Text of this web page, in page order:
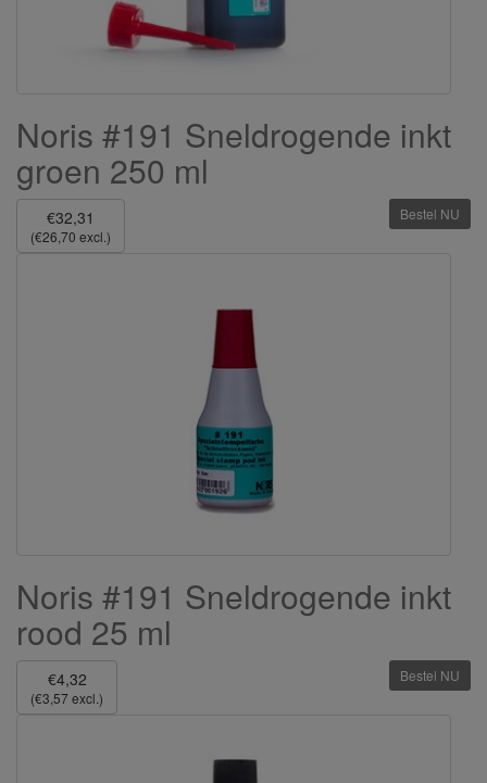
Noris #191 Sneldrogende inkt
groen 250 ml
€32,31
(€26,70 excl.)
Bestel NU
Noris #191 Sneldrogende inkt
rood 25 ml
€4,32
(€3,57 excl.)
Bestel NU